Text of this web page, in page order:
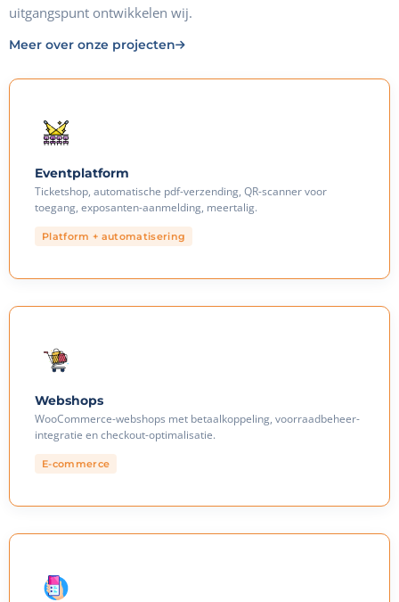
uitgangspunt ontwikkelen wij.
Meer over onze projecten
Eventplatform
Ticketshop, automatische pdf-verzending, QR-scanner voor
toegang, exposanten-aanmelding, meertalig.
Platform + automatisering
Webshops
WooCommerce-webshops met betaalkoppeling, voorraadbeheer-
integratie en checkout-optimalisatie.
E-commerce